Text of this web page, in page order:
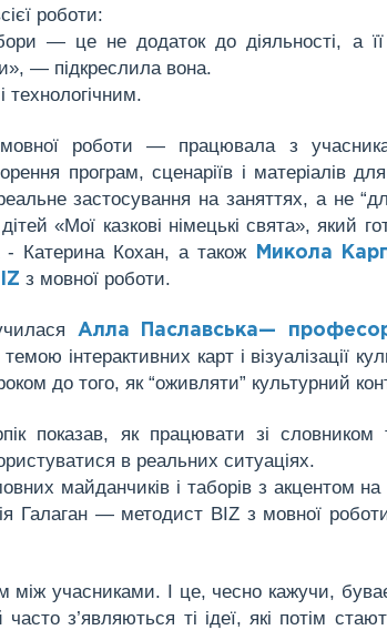
роботи:
— це не додаток до діяльності, а
— підкреслила вона.
роботи — працювала з
програм, сценаріїв і матеріалів
застосування на заняттях, а не
«Мої казкові німецькі свята», який
- Катерина Кохан, а також Микола
з мовної роботи.
Алла Паславська—
інтерактивних карт і візуалізації
до того, як “оживляти” культурний
показав, як працювати зі
в реальних ситуаціях.
майданчиків і таборів з акцентом на
Галаган — методист BIZ з мовної
між учасниками. І це, чесно кажучи,
з’являються ті ідеї, які потім